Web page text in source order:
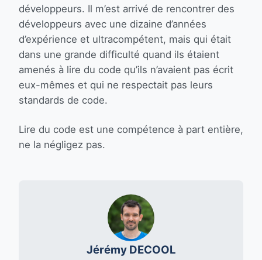
développeurs. Il m’est arrivé de rencontrer des
développeurs avec une dizaine d’années
d’expérience et ultracompétent, mais qui était
dans une grande difficulté quand ils étaient
amenés à lire du code qu’ils n’avaient pas écrit
eux-mêmes et qui ne respectait pas leurs
standards de code.
Lire du code est une compétence à part entière,
ne la négligez pas.
Jérémy DECOOL